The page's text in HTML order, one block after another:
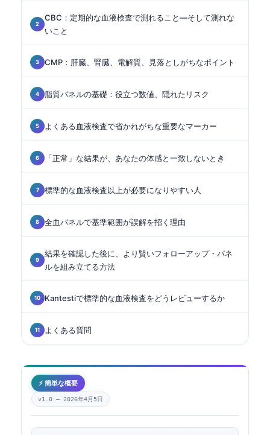
CBC：定期的な血液検査で測れること—そして測れな
いこと
CMP：肝臓、腎臓、電解質、見落としがちなポイント
脂質パネルの基礎：役立つ数値、隠れたリスク
よくある血液検査で省かれがちな重要なマーカー
「正常」な結果が、あなたの体感と一致しないとき
標準的な血液検査以上が必要になりやすい人
全血パネルで基準範囲が誤解を招く理由
結果を確認した後に、より賢いフォローアップ・パネ
ルを組み立てる方法
Kantestiで標準的な血液検査をどうレビューするか
よくある質問
⚡ 簡単な概要
v1.0 — 2026年4月5日